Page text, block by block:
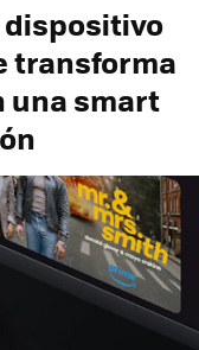
dispositivo
transforma
una smart